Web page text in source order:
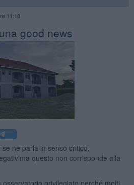
11:18
good news
ne parla in senso critico,
questo non corrisponde alla
privilegiato perché molti